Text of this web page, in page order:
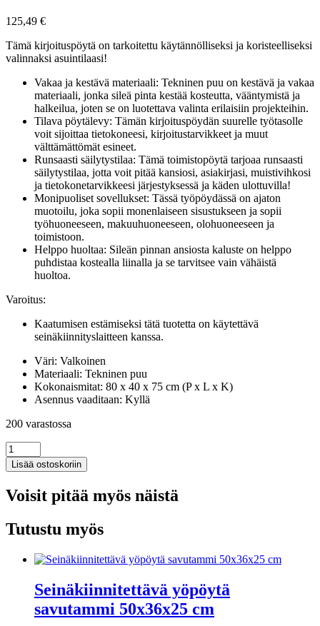
125,49 €
Tämä kirjoituspöytä on tarkoitettu käytännölliseksi ja koristeelliseksi
valinnaksi asuintilaasi!
Vakaa ja kestävä materiaali: Tekninen puu on kestävä ja vakaa
materiaali, jonka sileä pinta kestää kosteutta, vääntymistä ja
halkeilua, joten se on luotettava valinta erilaisiin projekteihin.
Tilava pöytälevy: Tämän kirjoituspöydän suurelle työtasolle
voit sijoittaa tietokoneesi, kirjoitustarvikkeet ja muut
välttämättömät esineet.
Runsaasti säilytystilaa: Tämä toimistopöytä tarjoaa runsaasti
säilytystilaa, jotta voit pitää kansiosi, asiakirjasi, muistivihkosi
ja tietokonetarvikkeesi järjestyksessä ja käden ulottuvilla!
Monipuoliset sovellukset: Tässä työpöydässä on ajaton
muotoilu, joka sopii monenlaiseen sisustukseen ja sopii
työhuoneeseen, makuuhuoneeseen, olohuoneeseen ja
toimistoon.
Helppo huoltaa: Sileän pinnan ansiosta kaluste on helppo
puhdistaa kostealla liinalla ja se tarvitsee vain vähäistä
huoltoa.
Varoitus:
Kaatumisen estämiseksi tätä tuotetta on käytettävä
seinäkiinnityslaitteen kanssa.
Väri: Valkoinen
Materiaali: Tekninen puu
Kokonaismitat: 80 x 40 x 75 cm (P x L x K)
Asennus vaaditaan: Kyllä
200 varastossa
Työpöytä
valkoinen
80x40x75
lastulevy
Lisää ostoskoriin
Voisit pitää myös näistä
Tutustu myös
Seinäkiinnitettävä yöpöytä
savutammi 50x36x25 cm